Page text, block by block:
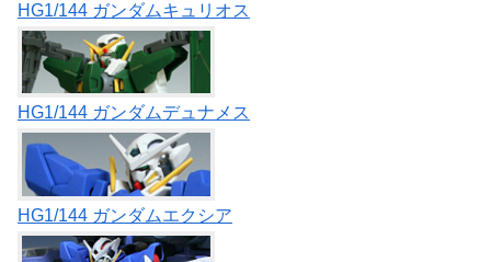
HG1/144 ガンダムキュリオス
HG1/144 ガンダムデュナメス
HG1/144 ガンダムエクシア